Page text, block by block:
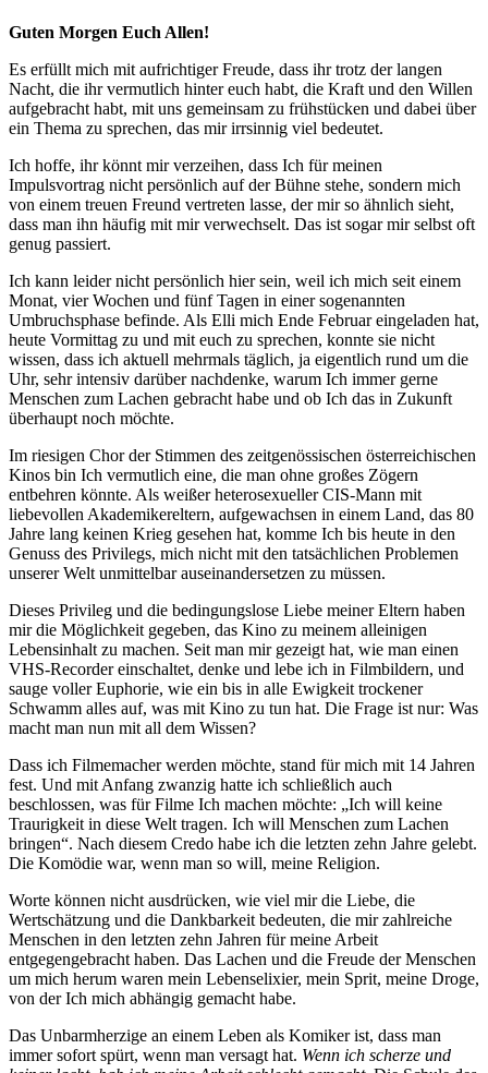
Guten Morgen Euch Allen!
Es erfüllt mich mit aufrichtiger Freude, dass ihr trotz der langen
Nacht, die ihr vermutlich hinter euch habt, die Kraft und den Willen
aufgebracht habt, mit uns gemeinsam zu frühstücken und dabei über
ein Thema zu sprechen, das mir irrsinnig viel bedeutet.
Ich hoffe, ihr könnt mir verzeihen, dass Ich für meinen
Impulsvortrag nicht persönlich auf der Bühne stehe, sondern mich
von einem treuen Freund vertreten lasse, der mir so ähnlich sieht,
dass man ihn häufig mit mir verwechselt. Das ist sogar mir selbst oft
genug passiert.
Ich kann leider nicht persönlich hier sein, weil ich mich seit einem
Monat, vier Wochen und fünf Tagen in einer sogenannten
Umbruchsphase befinde. Als Elli mich Ende Februar eingeladen hat,
heute Vormittag zu und mit euch zu sprechen, konnte sie nicht
wissen, dass ich aktuell mehrmals täglich, ja eigentlich rund um die
Uhr, sehr intensiv darüber nachdenke, warum Ich immer gerne
Menschen zum Lachen gebracht habe und ob Ich das in Zukunft
überhaupt noch möchte.
Im riesigen Chor der Stimmen des zeitgenössischen österreichischen
Kinos bin Ich vermutlich eine, die man ohne großes Zögern
entbehren könnte. Als weißer heterosexueller CIS-Mann mit
liebevollen Akademikereltern, aufgewachsen in einem Land, das 80
Jahre lang keinen Krieg gesehen hat, komme Ich bis heute in den
Genuss des Privilegs, mich nicht mit den tatsächlichen Problemen
unserer Welt unmittelbar auseinandersetzen zu müssen.
Dieses Privileg und die bedingungslose Liebe meiner Eltern haben
mir die Möglichkeit gegeben, das Kino zu meinem alleinigen
Lebensinhalt zu machen. Seit man mir gezeigt hat, wie man einen
VHS-Recorder einschaltet, denke und lebe ich in Filmbildern, und
sauge voller Euphorie, wie ein bis in alle Ewigkeit trockener
Schwamm alles auf, was mit Kino zu tun hat. Die Frage ist nur: Was
macht man nun mit all dem Wissen?
Dass ich Filmemacher werden möchte, stand für mich mit 14 Jahren
fest. Und mit Anfang zwanzig hatte ich schließlich auch
beschlossen, was für Filme Ich machen möchte: „Ich will keine
Traurigkeit in diese Welt tragen. Ich will Menschen zum Lachen
bringen“. Nach diesem Credo habe ich die letzten zehn Jahre gelebt.
Die Komödie war, wenn man so will, meine Religion.
Worte können nicht ausdrücken, wie viel mir die Liebe, die
Wertschätzung und die Dankbarkeit bedeuten, die mir zahlreiche
Menschen in den letzten zehn Jahren für meine Arbeit
entgegengebracht haben. Das Lachen und die Freude der Menschen
um mich herum waren mein Lebenselixier, mein Sprit, meine Droge,
von der Ich mich abhängig gemacht habe.
Das Unbarmherzige an einem Leben als Komiker ist, dass man
immer sofort spürt, wenn man versagt hat. Wenn ich scherze und